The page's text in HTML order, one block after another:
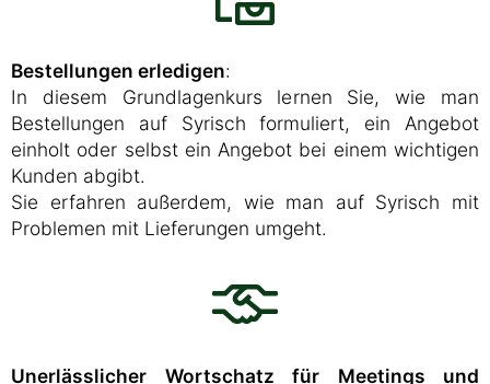
Bestellungen erledigen:
In diesem Grundlagenkurs lernen Sie, wie man
Bestellungen auf Syrisch formuliert, ein Angebot
einholt oder selbst ein Angebot bei einem wichtigen
Kunden abgibt.
Sie erfahren außerdem, wie man auf Syrisch mit
Problemen mit Lieferungen umgeht.
Unerlässlicher Wortschatz für Meetings und